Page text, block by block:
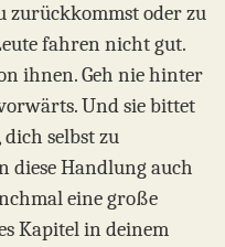
zurückkommst oder zu
fahren nicht gut.
ihnen. Geh nie hinter
Und sie bittet
selbst zu
diese Handlung auch
eine große
Kapitel in deinem